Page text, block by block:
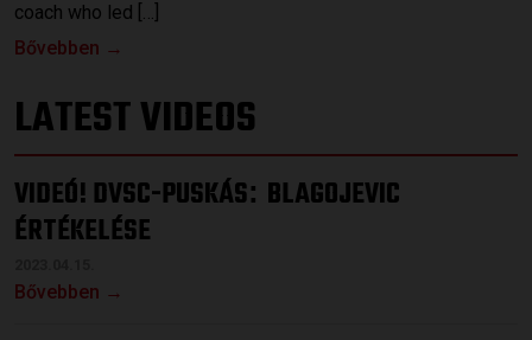
coach who led […]
Bővebben →
LATEST VIDEOS
VIDEÓ! DVSC-PUSKÁS: BLAGOJEVIC
ÉRTÉKELÉSE
Bővebben →